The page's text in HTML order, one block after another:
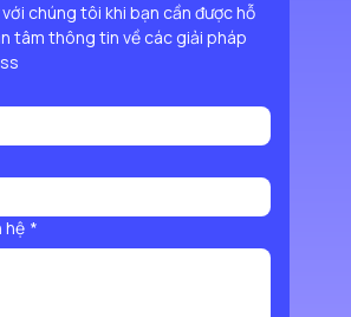
chúng tôi khi bạn cần được hỗ
tâm thông tin về các giải pháp
hệ *